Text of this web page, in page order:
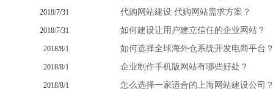
2018/7/31
2018/7/31
2018/8/1
2018/8/1
2018/8/1
代购网站建设 代购网站需求方案？
如何建设让用户建立信任的企业网站？
如何选择全球海外仓系统开发电商平台？
企业制作手机版网站有哪些好处？
怎么选择一家适合的上海网站建设公司？